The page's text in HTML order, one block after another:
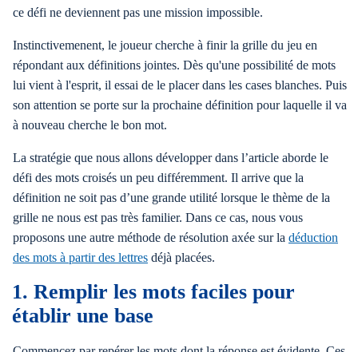
ce défi ne deviennent pas une mission impossible.
Instinctivemenent, le joueur cherche à finir la grille du jeu en
répondant aux définitions jointes. Dès qu'une possibilité de mots
lui vient à l'esprit, il essai de le placer dans les cases blanches. Puis
son attention se porte sur la prochaine définition pour laquelle il va
à nouveau cherche le bon mot.
La stratégie que nous allons développer dans l’article aborde le
défi des mots croisés un peu différemment. Il arrive que la
définition ne soit pas d’une grande utilité lorsque le thème de la
grille ne nous est pas très familier. Dans ce cas, nous vous
proposons une autre méthode de résolution axée sur la déduction
des mots à partir des lettres déjà placées.
1. Remplir les mots faciles pour
établir une base